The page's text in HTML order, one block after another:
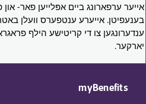
אייער ערפארונג ביים אפּלייען פאר- און
בענעפיטן. אייערע ענטפערס וועלן
ענדערונגען צו די קריטישע הילף
יארקער.
myBenefits